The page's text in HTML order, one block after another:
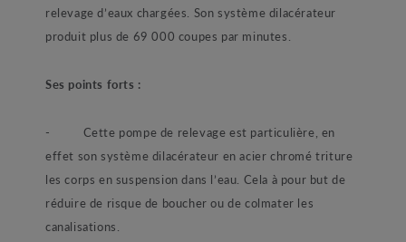
relevage d’eaux chargées. Son système dilacérateur
produit plus de 69 000 coupes par minutes.
Ses points forts :
- Cette pompe de relevage est particulière, en
effet son système dilacérateur en acier chromé triture
les corps en suspension dans l’eau. Cela à pour but de
réduire de risque de boucher ou de colmater les
canalisations.